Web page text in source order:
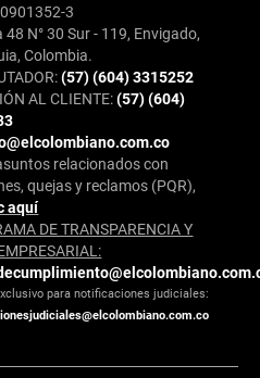
3
48 N° 30 Sur - 119, Envigado,
Colombia.
(57) (604) 3315252
AL CLIENTE:(57) (604)
relacionados con
quejas y reclamos (PQR),
aquí
DE TRANSPARENCIA Y
para notificaciones judiciales: